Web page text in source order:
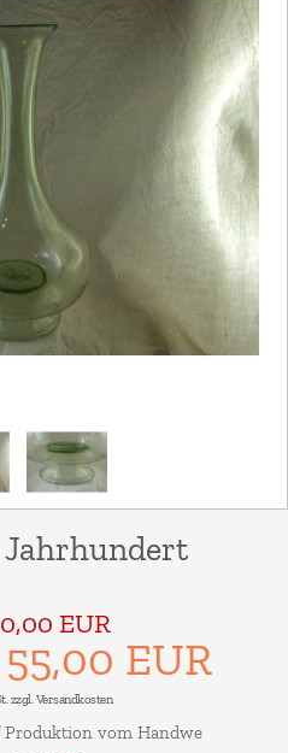
Jahrhundert
EUR
EUR
zzgl.Versandkosten
Produktion vom Handwe